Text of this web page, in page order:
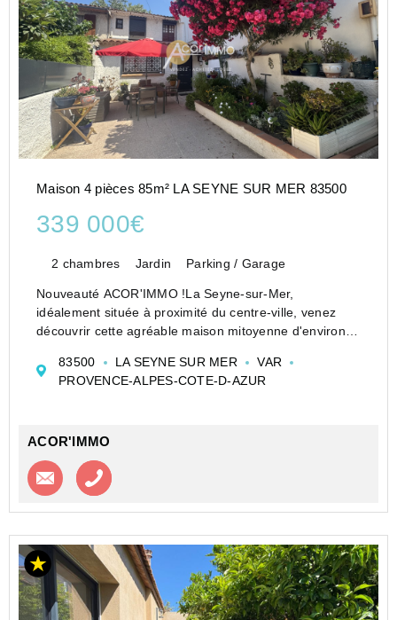
Maison 4 pièces 85m² LA SEYNE SUR MER 83500
339 000€
2 chambres Jardin Parking / Garage
Nouveauté ACOR'IMMO !La Seyne-sur-Mer,
idéalement située à proximité du centre-ville, venez
découvrir cette agréable maison mitoyenne d'environ
Elle se compose, au rez-de-chaussée, d'une entrée,...
83500 LA SEYNE SUR MER
VAR
PROVENCE-ALPES-COTE-D-AZUR
ACOR'IMMO
Contacter l'agence